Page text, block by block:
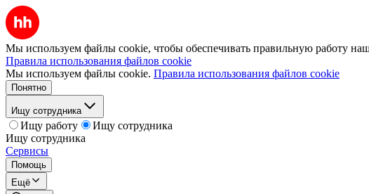
Мы используем файлы cookie, чтобы обеспечивать правильную работу
Правила использования файлов cookie
Мы используем файлы cookie. Правила использования файлов cookie
Понятно
Ищу сотрудника
Ищу работу
Ищу сотрудника
Ищу сотрудника
Сервисы
Помощь
Ещё